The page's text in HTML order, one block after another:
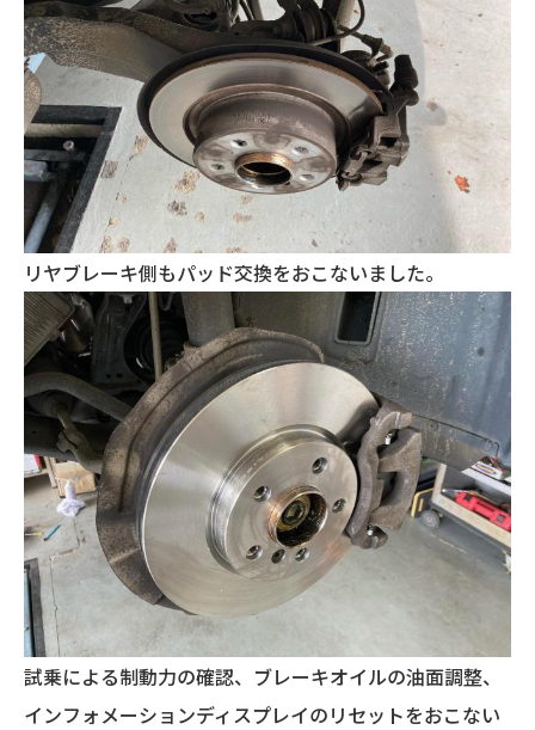
リヤブレーキ側もパッド交換をおこないました。
試乗による制動力の確認、ブレーキオイルの油面調整、
インフォメーションディスプレイのリセットをおこない